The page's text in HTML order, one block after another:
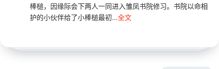
棒槌，因缘际会下两人一同进入雏凤书院修习。书院以命相
护的小伙伴给了小棒槌最初...全文